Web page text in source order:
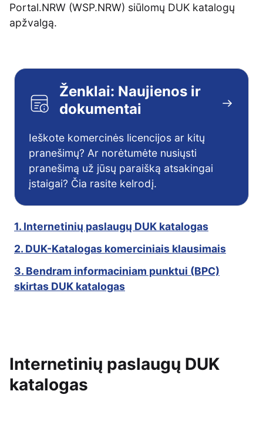
Portal.NRW (WSP.NRW) siūlomų DUK katalogų
apžvalgą.
Ženklai: Naujienos ir
dokumentai
Ieškote komercinės licencijos ar kitų
pranešimų? Ar norėtumėte nusiųsti
pranešimą už jūsų paraišką atsakingai
įstaigai? Čia rasite kelrodį.
Internetinių paslaugų DUK
katalogas
1. Internetinių paslaugų DUK katalogas
2. DUK-Katalogas komerciniais klausimais
3. Bendram informaciniam punktui (BPC)
skirtas DUK katalogas